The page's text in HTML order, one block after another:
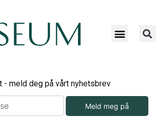
- meld deg på vårt nyhetsbrev
Meld meg på